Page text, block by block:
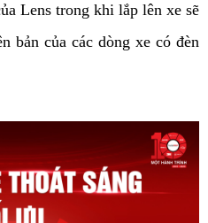
Lens trong khi lắp lên xe sẽ
bản của các dòng xe có đèn